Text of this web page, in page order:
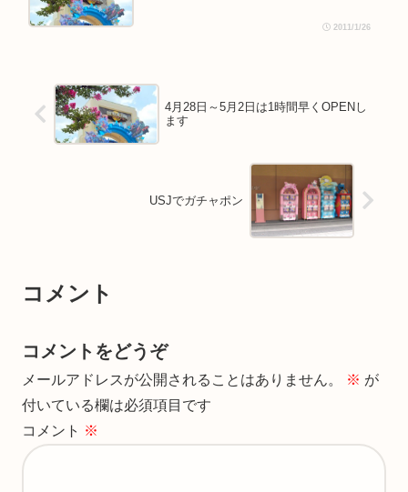
2011/1/26
4月28日～5月2日は1時間早くOPENし
ます
USJでガチャポン
コメント
コメントをどうぞ
メールアドレスが公開されることはありません。 ※ が
付いている欄は必須項目です
コメント ※